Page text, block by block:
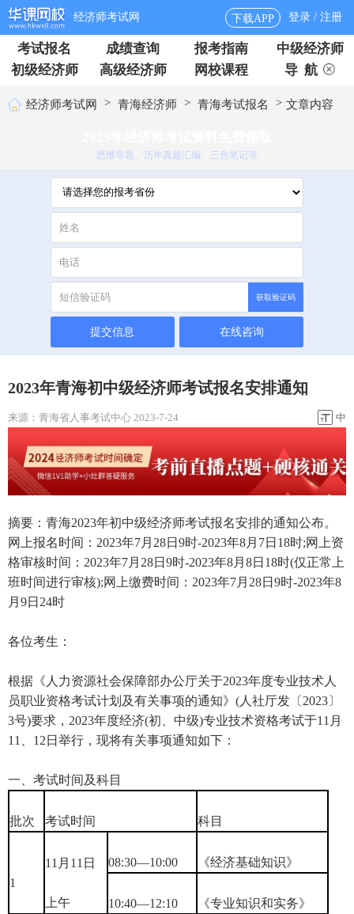
经济师考试网 下载APP 登录 / 注册
考试报名 成绩查询 报考指南
中级经济师
初级经济师
高级经济师 网校课程 导 航
经济师考试网 > 青海经济师 > 青海考试报名 > 文章内容
思维导题、历年真题汇编、三色笔记等
获取验证码
提交信息 在线咨询
2023年青海初中级经济师考试报名安排通知
来源： 青海省人事考试中心 2023-7-24 中
摘要：青海2023年初中级经济师考试报名安排的通知公布。
网上报名时间：2023年7月28日9时-2023年8月7日18时;网上资
格审核时间：2023年7月28日9时-2023年8月8日18时(仅正常上
班时间进行审核);网上缴费时间：2023年7月28日9时-2023年8
月9日24时
各位考生：
根据《人力资源社会保障部办公厅关于2023年度专业技术人
员职业资格考试计划及有关事项的通知》(人社厅发〔2023〕
3号)要求，2023年度经济(初、中级)专业技术资格考试于11月
11、12日举行，现将有关事项通知如下：
一、考试时间及科目
批次 考试时间 科目
1
11月11日
上午
08:30—10:00 《经济基础知识》
10:40—12:10 《专业知识和实务》